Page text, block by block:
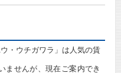
・ウチガワラ」は人気の賃
ませんが、現在ご案内でき